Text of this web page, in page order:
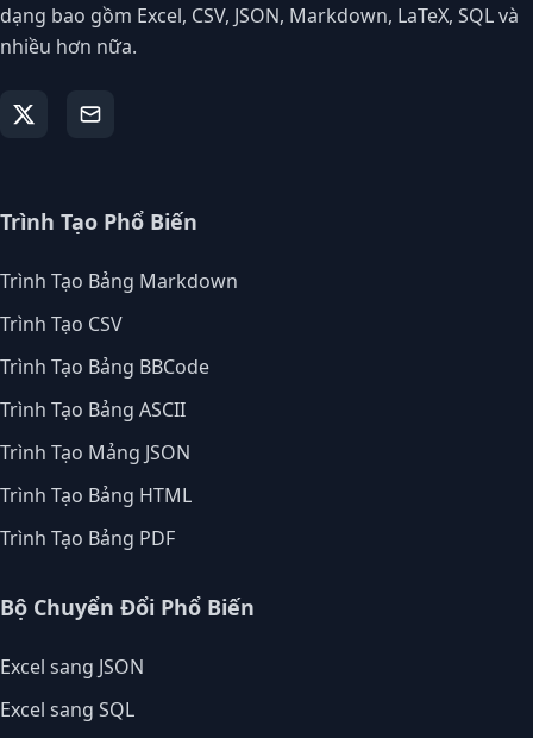
dạng bao gồm Excel, CSV, JSON, Markdown, LaTeX, SQL và
nhiều hơn nữa.
Trình Tạo Phổ Biến
Trình Tạo Bảng Markdown
Trình Tạo CSV
Trình Tạo Bảng BBCode
Trình Tạo Bảng ASCII
Trình Tạo Mảng JSON
Trình Tạo Bảng HTML
Trình Tạo Bảng PDF
Bộ Chuyển Đổi Phổ Biến
Excel sang JSON
Excel sang SQL